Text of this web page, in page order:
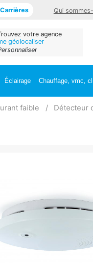
Qui
votre agence
géolocaliser
Éclairage Chauffage, vmc,
faible Détecteur